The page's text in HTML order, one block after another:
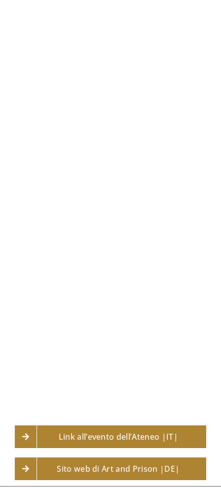
Link all’evento dell’Ateneo |IT|
Sito web di Art and Prison |DE|